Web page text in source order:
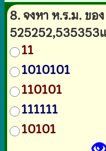
8. จงหา ห.ร.ม. ของ
525252,535353
11
1010101
110101
111111
10101